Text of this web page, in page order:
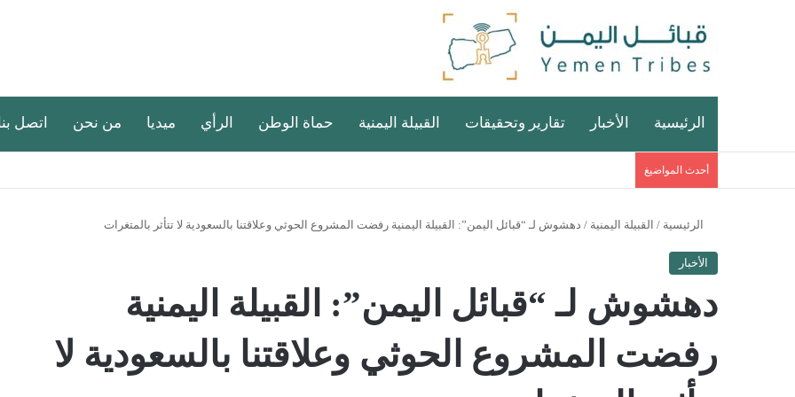
الرئيسية الأخبار تقارير وتحقيقات القبيلة اليمنية حماة الوطن الرأي ميديا من نحن اتصل
أحدث المواضيغ
الرئيسية / القبيلة اليمنية / دهشوش لـ “قبائل اليمن”: القبيلة اليمنية رفضت المشروع الحوثي وعلاقتنا بالسعودية لا تتأثر بالمتغرات
الأخبار
دهشوش لـ “قبائل اليمن”: القبيلة اليمنية
رفضت المشروع الحوثي وعلاقتنا بالسعودية لا